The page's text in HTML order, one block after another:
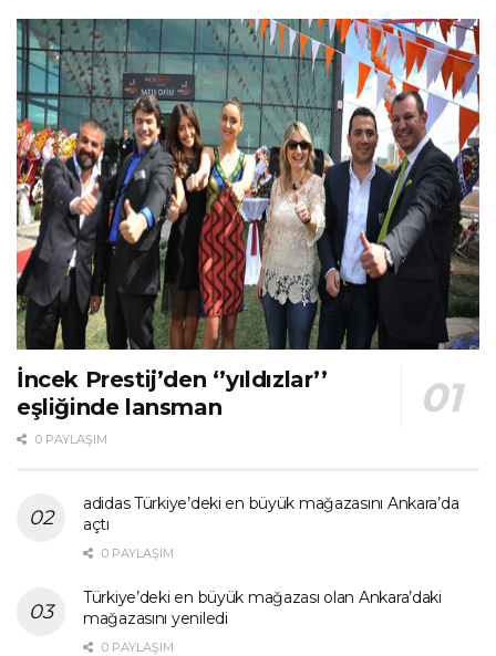
İncek Prestij’den ‘’yıldızlar’’
eşliğinde lansman
0 PAYLAŞIM
adidas Türkiye’deki en büyük mağazasını Ankara’da
açtı
0 PAYLAŞIM
Türkiye’deki en büyük mağazası olan Ankara’daki
mağazasını yeniledi
0 PAYLAŞIM